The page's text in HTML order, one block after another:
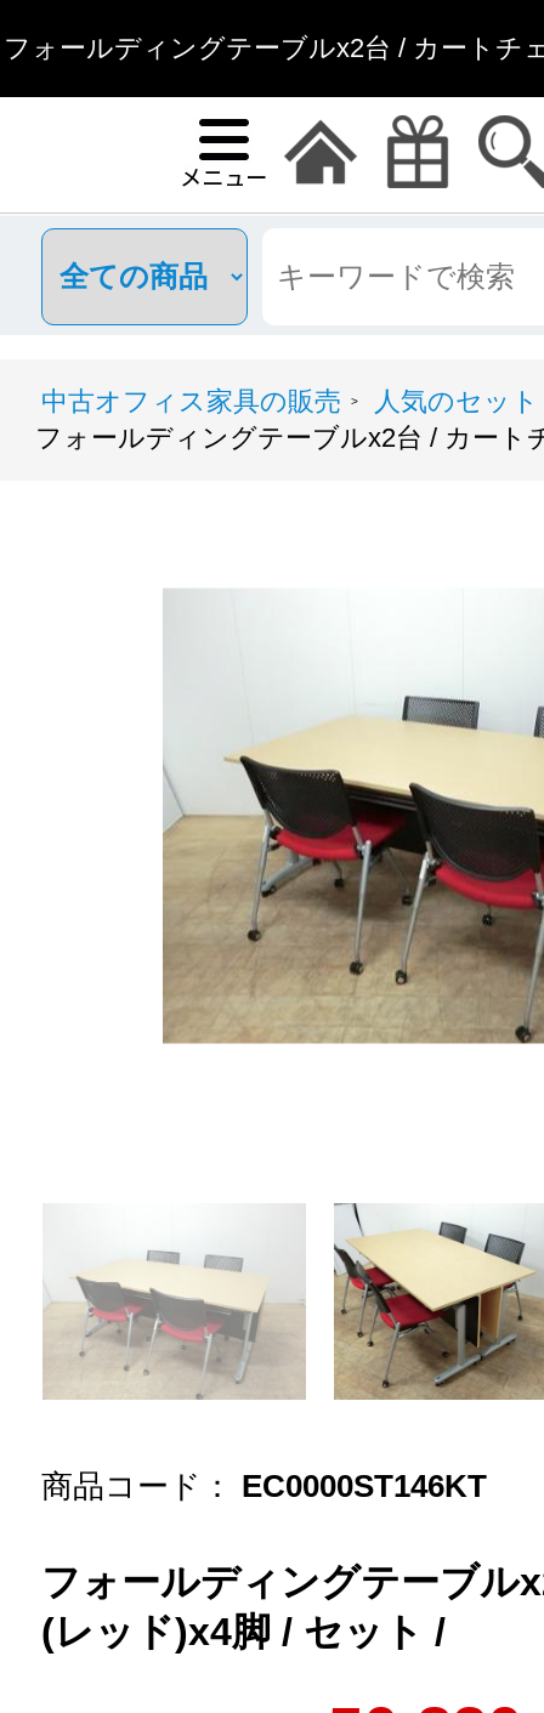
フォールディングテーブルx2台 / カートチ
オフィス家具
中古オフィス家具の販売 >
人気のセット
フォールディングテーブルx2台 / カート
商品コード： EC0000ST146KT
フォールディングテーブル
(レッド)x4脚 / セット /